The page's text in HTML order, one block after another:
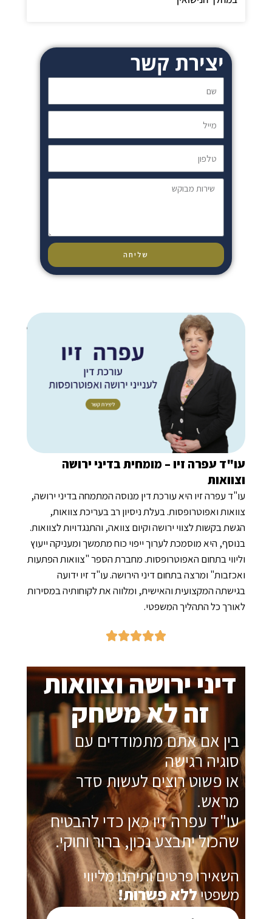
יצירת קשר
עפרה זיו – מומחית בדיני ירושה
עפרה זיו היא עורכת דין מנוסה המתמחה בדיני ירושה,
ואפוטרופסות. בעלת ניסיון רב בעריכת צוואות,
בקשות לצווי ירושה וקיום צוואה, והתנגדויות לצוואות.
היא מוסמכת לערוך ייפוי כוח מתמשך ומעניקה ייעוץ
בתחום האפוטרופסות. מחברת הספר "צוואות הפתעות
ומרצה בתחום דיני הירושה. עו"ד זיו ידועה
המקצועית והאישית, ומלווה את לקוחותיה במסירות
כל התהליך המשפטי.
דיני ירושה וצוואות
זה לא משחק
אם אתם מתמודדים עם
רגישה
פשוט רוצים לעשות סדר
עפרה זיו כאן כדי להבטיח
יתבצע נכון, ברור וחוקי.
פרטים ותיהנו מליווי
ללא פשרות!